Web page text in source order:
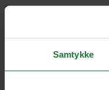
Samtykke
Havneholmen 33 – 8. sal
contact@heartbeats.dk
Heartbeats copyright 2026